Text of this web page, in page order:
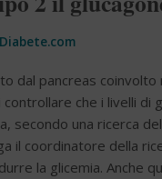
dal pancreas coinvolto
che i livelli
secondo una ricerca
il coordinatore della
la glicemia. Anche